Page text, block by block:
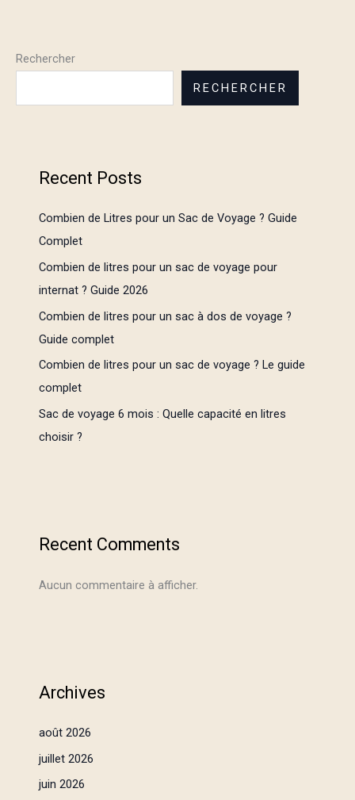
Rechercher
RECHERCHER
Recent Posts
Combien de Litres pour un Sac de Voyage ? Guide
Complet
Combien de litres pour un sac de voyage pour
internat ? Guide 2026
Combien de litres pour un sac à dos de voyage ?
Guide complet
Combien de litres pour un sac de voyage ? Le guide
complet
Sac de voyage 6 mois : Quelle capacité en litres
choisir ?
Recent Comments
Aucun commentaire à afficher.
Archives
août 2026
juillet 2026
juin 2026